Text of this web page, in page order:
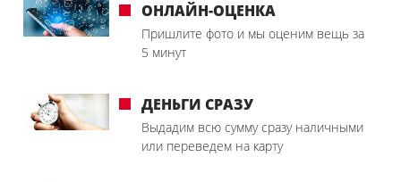
ОНЛАЙН-ОЦЕНКА
Пришлите фото и мы оценим вещь за
5 минут
ДЕНЬГИ СРАЗУ
Выдадим всю сумму сразу наличными
или переведем на карту